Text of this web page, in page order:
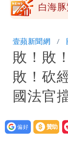
砸重金
白海
「終
白海
變強
壹蘋新聞網
敗！敗
敗！砍
國法官
設為
贊助